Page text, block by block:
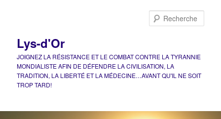
Lys-d'Or
JOIGNEZ LA RÉSISTANCE ET LE COMBAT CONTRE LA TYRANNIE
MONDIALISTE AFIN DE DÉFENDRE LA CIVILISATION, LA
TRADITION, LA LIBERTÉ ET LA MÉDECINE…AVANT QU'IL NE SOIT
TROP TARD!